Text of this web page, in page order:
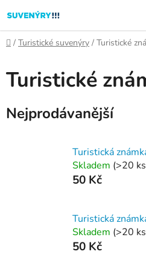
na
obsah
Domů
/ Turistické suvenýry / Turistické
Turistické
Nejprodávanější
Turistická
Skladem (>20 ks
50 Kč
Turistická
Skladem (>20 ks
50 Kč